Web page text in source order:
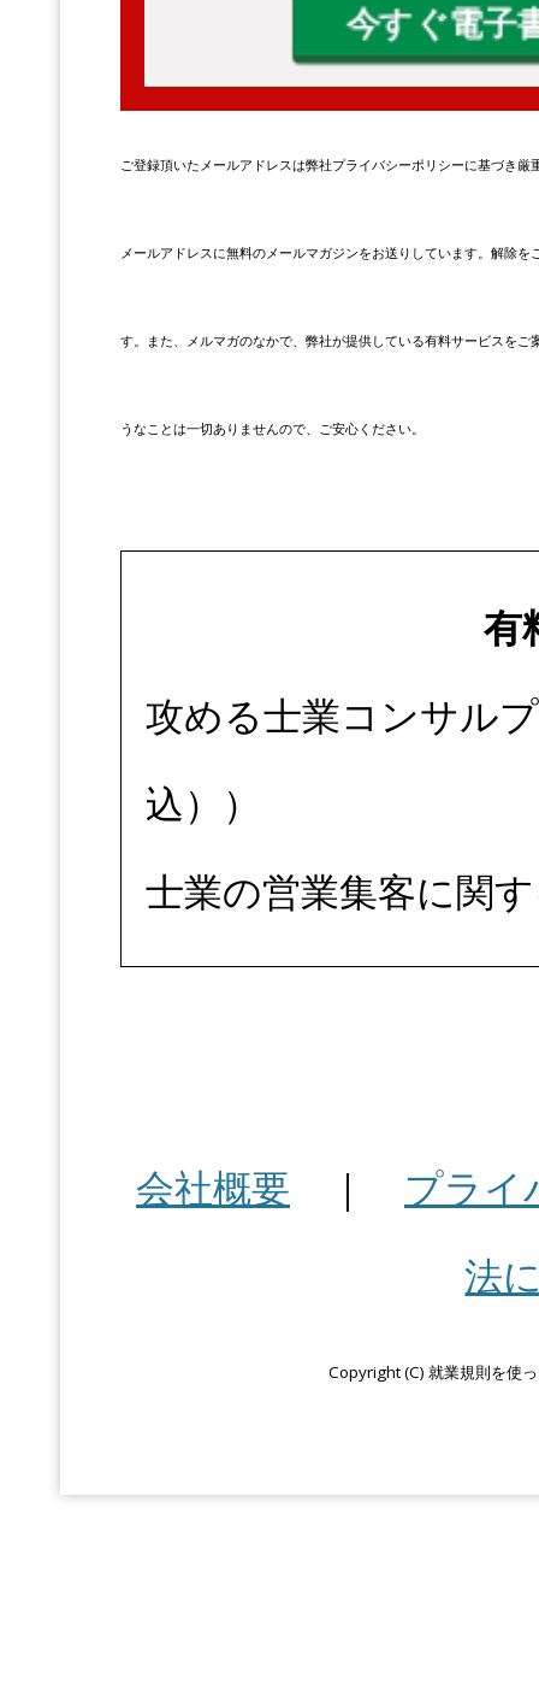
ご登録頂いたメールアドレスは弊社プライバシーポリシーに基づき
メールアドレスに無料のメールマガジンをお送りしています。解除
す。また、メルマガのなかで、弊社が提供している有料サービスを
うなことは一切ありませんので、ご安心ください。
有
攻める士業コンサル
込））
士業の営業集客に関
会社概要 ｜ プライ
法
Copyright (C) 就業規則を使